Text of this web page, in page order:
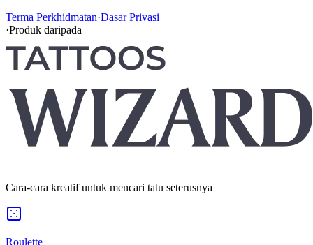
Terma Perkhidmatan·Dasar Privasi
·Produk daripada
Cara-cara kreatif untuk mencari tatu seterusnya
Roulette